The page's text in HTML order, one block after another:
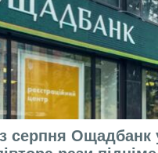
серпня Ощадбанк